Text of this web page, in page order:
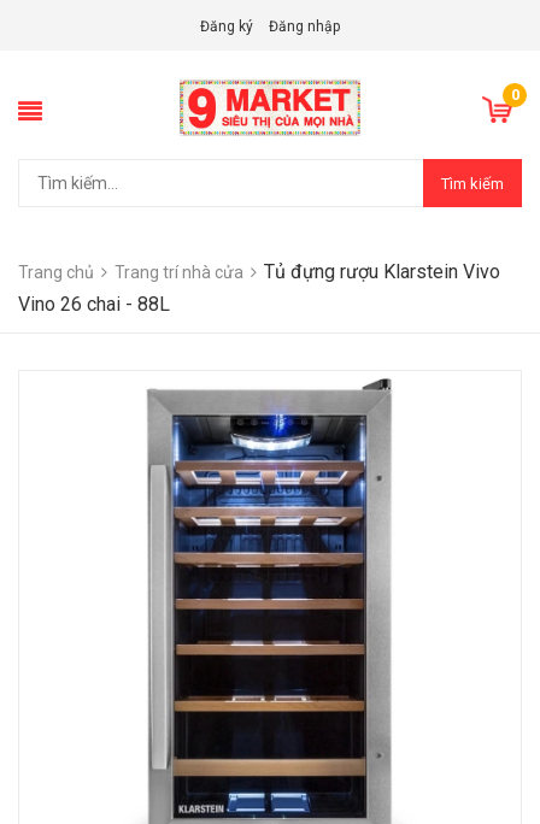
Đăng ký Đăng nhập
0
Tìm kiếm
Trang chủ Trang trí nhà cửa
Tủ đựng rượu Klarstein Vivo
Vino 26 chai - 88L